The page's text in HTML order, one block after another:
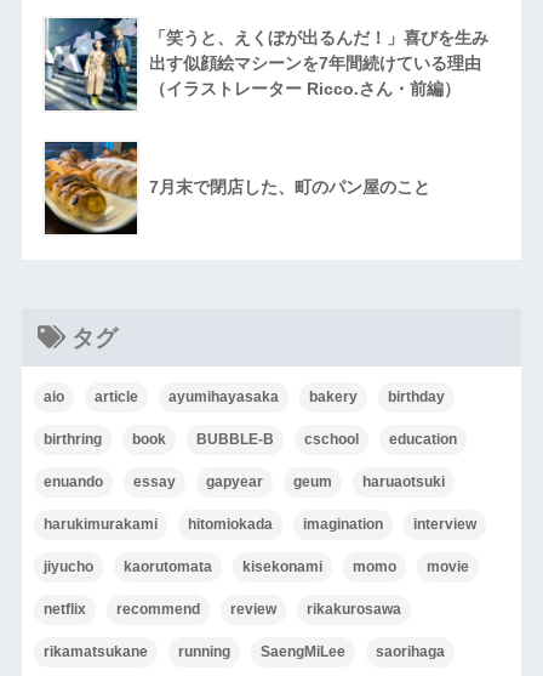
「笑うと、えくぼが出るんだ！」喜びを生み
出す似顔絵マシーンを7年間続けている理由
（イラストレーター Ricco.さん・前編）
7月末で閉店した、町のパン屋のこと
タグ
aio article ayumihayasaka bakery birthday
birthring book BUBBLE-B cschool education
enuando essay gapyear geum haruaotsuki
harukimurakami hitomiokada imagination interview
jiyucho kaorutomata kisekonami momo movie
netflix recommend review rikakurosawa
rikamatsukane running SaengMiLee saorihaga